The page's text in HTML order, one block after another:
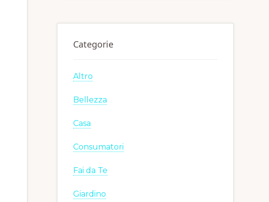
Categorie
Altro
Bellezza
Casa
Consumatori
Fai da Te
Giardino